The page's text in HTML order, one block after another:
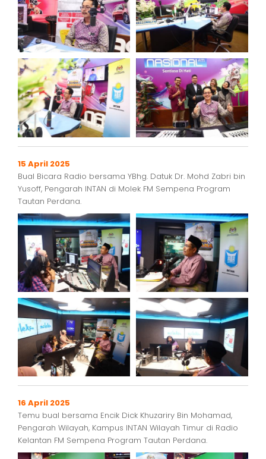
15 April 2025
Bual Bicara Radio bersama YBhg. Datuk Dr. Mohd Zabri bin
Yusoff, Pengarah INTAN di Molek FM Sempena Program
Tautan Perdana.
16 April 2025
Temu bual bersama Encik Dick Khuzariry Bin Mohamad,
Pengarah Wilayah, Kampus INTAN Wilayah Timur di Radio
Kelantan FM Sempena Program Tautan Perdana.